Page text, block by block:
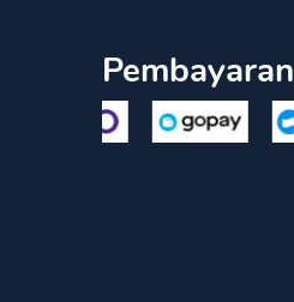
Pembayaran